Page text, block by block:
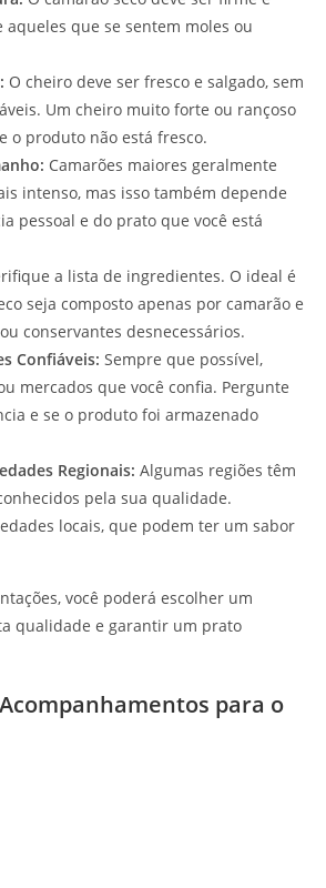
aqueles que se sentem moles ou
O cheiro deve ser fresco e salgado, sem
Um cheiro muito forte ou rançoso
o produto não está fresco.
Camarões maiores geralmente
intenso, mas isso também depende
pessoal e do prato que você está
a lista de ingredientes. O ideal é
seja composto apenas por camarão e
conservantes desnecessários.
Confiáveis: Sempre que possível,
mercados que você confia. Pergunte
e se o produto foi armazenado
Regionais: Algumas regiões têm
pela sua qualidade.
locais, que podem ter um sabor
você poderá escolher um
qualidade e garantir um prato
para o